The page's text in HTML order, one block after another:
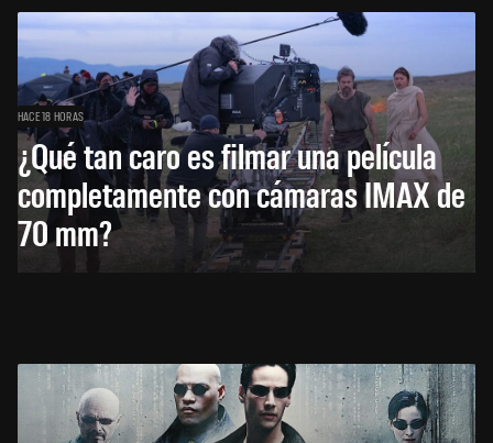
HACE 18 HORAS
¿Qué tan caro es filmar una película
completamente con cámaras IMAX de
70 mm?